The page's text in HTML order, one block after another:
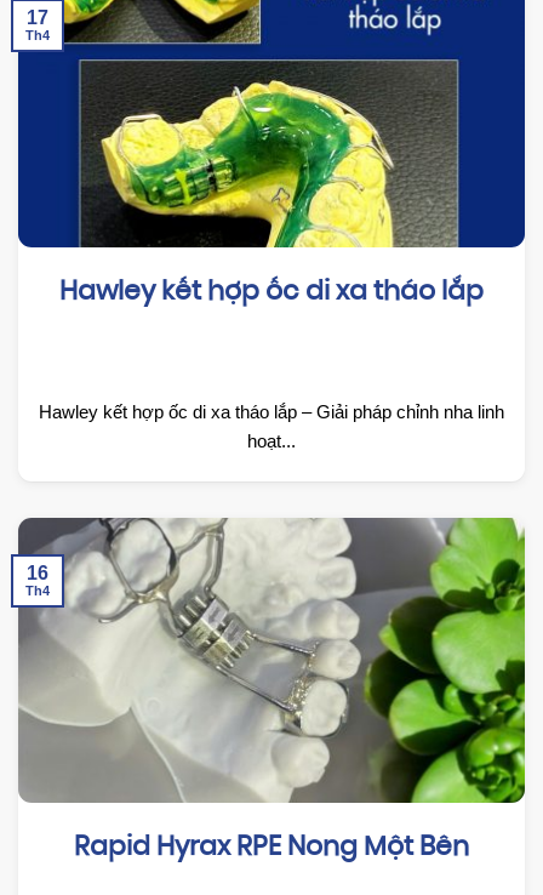
Hawley kết hợp ốc di xa tháo lắp
Hawley kết hợp ốc di xa tháo lắp – Giải pháp chỉnh nha linh
hoạt...
17
Th4
Rapid Hyrax RPE Nong Một Bên
16
Th4